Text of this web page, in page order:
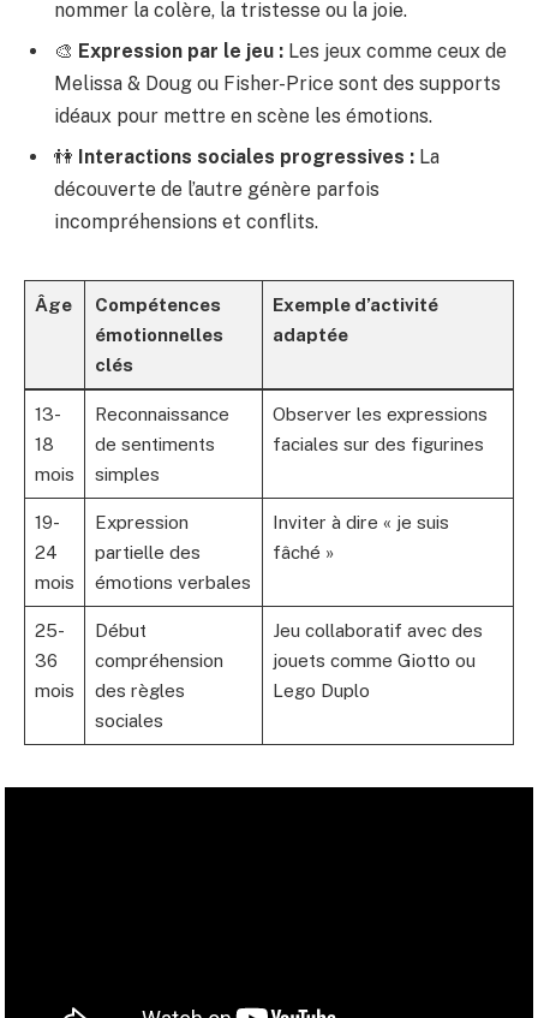
nommer la colère, la tristesse ou la joie.
🎨 Expression par le jeu : Les jeux comme ceux de
Melissa & Doug ou Fisher-Price sont des supports
idéaux pour mettre en scène les émotions.
👫 Interactions sociales progressives : La
découverte de l’autre génère parfois
incompréhensions et conflits.
Âge
Compétences
émotionnelles
clés
Exemple d’activité
adaptée
13-
18
mois
Reconnaissance
de sentiments
simples
Observer les expressions
faciales sur des figurines
19-
24
mois
Expression
partielle des
émotions verbales
Inviter à dire « je suis
fâché »
25-
36
mois
Début
compréhension
des règles
sociales
Jeu collaboratif avec des
jouets comme Giotto ou
Lego Duplo